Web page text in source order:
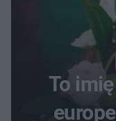
To